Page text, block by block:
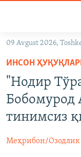
Асосий
навигацияга
ўтинг
Қидиришга
ўтинг
OZODVIDEO
OZODARXIV
На русском
ИЖТИМОИЙ
09 Avgust 2026,
ИНСОН
"Нодир
Бобомурод
тинимсиз
Меҳрибон/Озодлик